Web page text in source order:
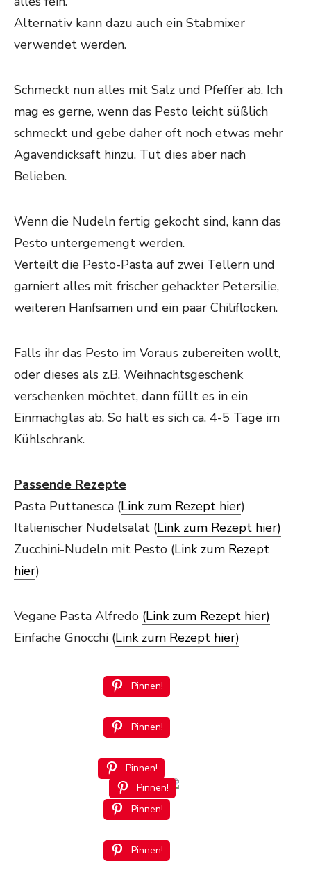
Alternativ kann dazu auch ein Stabmixer
verwendet werden.
Schmeckt nun alles mit Salz und Pfeffer ab. Ich
mag es gerne, wenn das Pesto leicht süßlich
schmeckt und gebe daher oft noch etwas mehr
Agavendicksaft hinzu. Tut dies aber nach
Belieben.
Wenn die Nudeln fertig gekocht sind, kann das
Pesto untergemengt werden.
Verteilt die Pesto-Pasta auf zwei Tellern und
garniert alles mit frischer gehackter Petersilie,
weiteren Hanfsamen und ein paar Chiliflocken.
Falls ihr das Pesto im Voraus zubereiten wollt,
oder dieses als z.B. Weihnachtsgeschenk
verschenken möchtet, dann füllt es in ein
Einmachglas ab. So hält es sich ca. 4-5 Tage im
Kühlschrank.
Passende Rezepte
Pasta Puttanesca (Link zum Rezept hier)
Italienischer Nudelsalat (Link zum Rezept hier)
Zucchini-Nudeln mit Pesto (Link zum Rezept
hier)
Vegane Pasta Alfredo (Link zum Rezept hier)
Einfache Gnocchi (Link zum Rezept hier)
Pinnen!
Pinnen!
Pinnen!
Pinnen!
Pinnen!
Pinnen!